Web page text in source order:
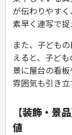
が伝わりやす
素早く連写で捉
また、子ども
えると、子ど
景に屋台の看
雰囲気も引き立
【装飾・景
値